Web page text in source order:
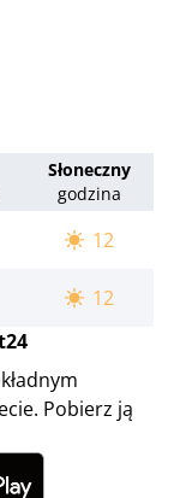
Słoneczny
godzina
12
12
Pobierz ją